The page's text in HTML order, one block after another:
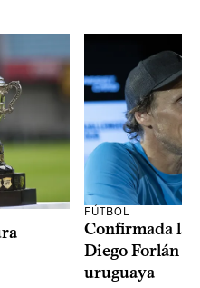
FÚTBOL
Confirmada la
Diego Forlán
uruguaya